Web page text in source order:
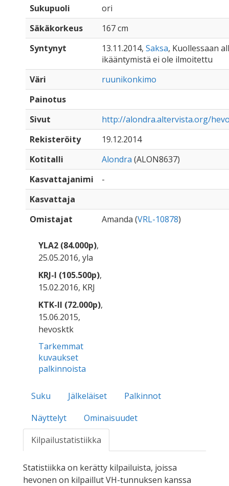
Sukupuoli
ori
Säkäkorkeus
167 cm
Syntynyt
13.11.2014, Saksa, Kuollessaan
ikääntymistä ei ole ilmoitettu
Väri
ruunikonkimo
Painotus
Sivut
http://alondra.altervista.org/
Rekisteröity
19.12.2014
Kotitalli
Alondra (ALON8637)
Kasvattajanimi
-
Kasvattaja
Omistajat
Amanda (VRL-10878)
YLA2 (84.000p),
25.05.2016, yla
KRJ-I (105.500p),
15.02.2016, KRJ
KTK-II (72.000p),
15.06.2015,
hevosktk
Tarkemmat
kuvaukset
palkinnoista
Suku Jälkeläiset
Palkinnot
Näyttelyt
Ominaisuudet
Kilpailustatistiikka
Statistiikka on kerätty kilpailuista, joissa
hevonen on kilpaillut VH-tunnuksen kanssa